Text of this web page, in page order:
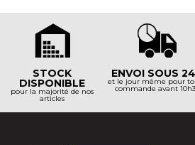
STOCK
DISPONIBLE
pour la majorité de nos
articles
ENVOI SOUS
et le jour même pour
commande avant